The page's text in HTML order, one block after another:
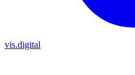
vis.digital